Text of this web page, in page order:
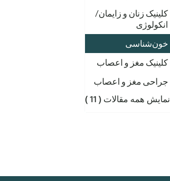
کلینیک زنان و زایمان/
انکولوژی
خون‌شناسی
کلینیک مغز و اعصاب
جراحی مغز و اعصاب
نمایش همه مقالات ( 11 )